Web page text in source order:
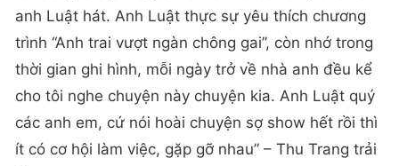
anh Luật hát. Anh Luật thực sự yêu thích chương
trình “Anh trai vượt ngàn chông gai”, còn nhớ trong
thời gian ghi hình, mỗi ngày trở về nhà anh đều kể
cho tôi nghe chuyện này chuyện kia. Anh Luật quý
các anh em, cứ nói hoài chuyện sợ show hết rồi thì
ít có cơ hội làm việc, gặp gỡ nhau” – Thu Trang trải